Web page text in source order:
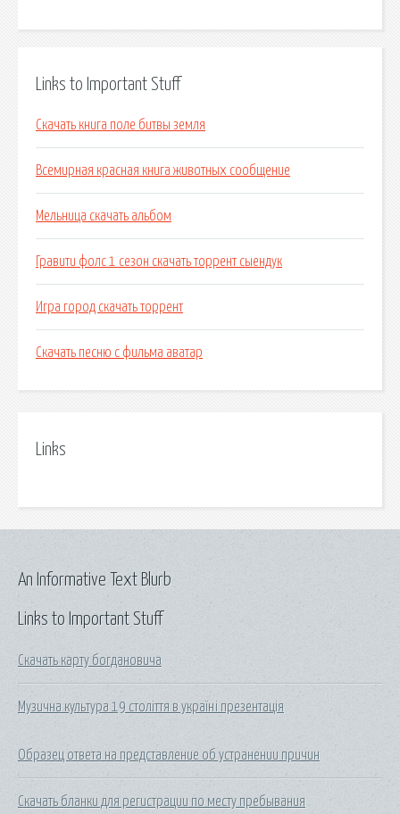
Links to Important Stuff
Скачать книга поле битвы земля
Всемирная красная книга животных сообщение
Мельница скачать альбом
Гравити фолс 1 сезон скачать торрент сыендук
Игра город скачать торрент
Скачать песню с фильма аватар
Links
Links to Important Stuff
Скачать карту богдановича
Музична культура 19 століття в україні презентація
Образец ответа на представление об устранении причин
Скачать бланки для регистрации по месту пребывания
An Informative Text Blurb